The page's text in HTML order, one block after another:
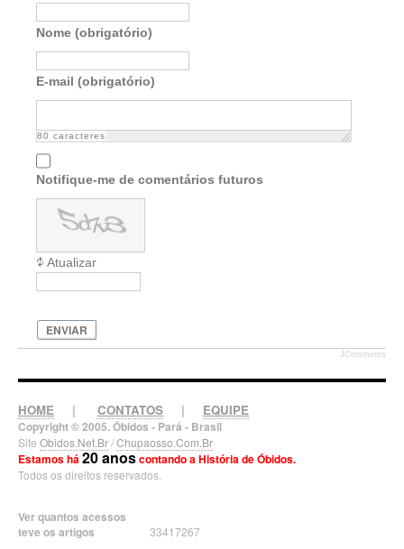
Nome (obrigatório)
E-mail (obrigatório)
80 caracteres
Notifique-me de comentários futuros
Atualizar
ENVIAR
JComments
HOME | CONTATOS | EQUIPE
Copyright © 2005. Óbidos - Pará - Brasil
Site Obidos.Net.Br/Chupaosso.Com.Br
Estamos há20 anoscontando a História de Óbidos.
Todos os direitos reservados.
Ver quantos acessos
teve os artigos
33417267